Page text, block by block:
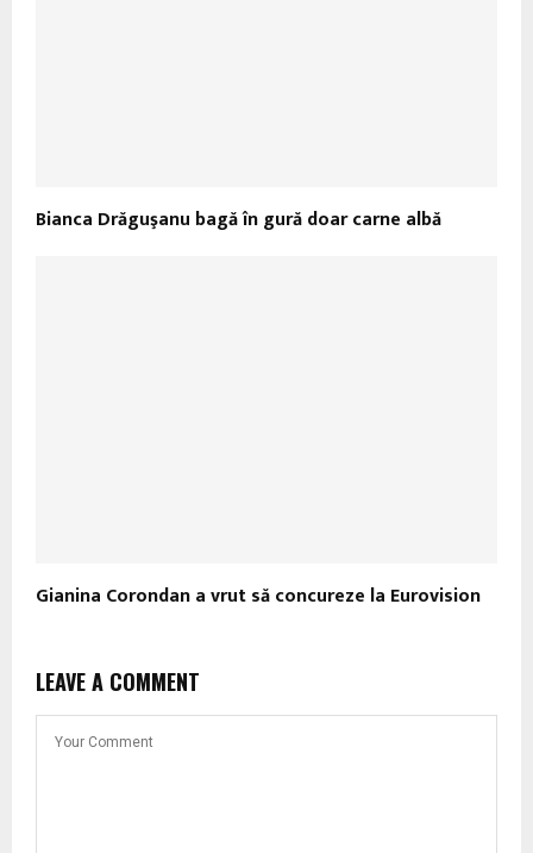
Bianca Drăguşanu bagă în gură doar carne albă
Gianina Corondan a vrut să concureze la Eurovision
LEAVE A COMMENT